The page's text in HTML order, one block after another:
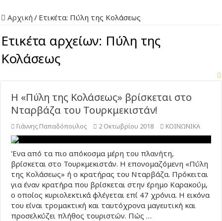
Αρχική / Ετικέτα: Πύλη της Κολάσεως
Ετικέτα αρχείων: Πύλη της
Κολάσεως
Η «Πύλη της Κολάσεως» βρίσκεται στο
Νταρβάζα του Τουρκμεκιστάν!
Γιάννης Παπαδόπουλος 2 Οκτωβρίου 2018 ΚΟΙΝΩΝΙΚΑ
Ένα από τα πιο απόκοσμα μέρη του πλανήτη,
βρίσκεται στο Τουρκμεκιστάν. Η επονομαζόμενη «Πύλη
της Κολάσεως» ή ο κρατήρας του Νταρβάζα. Πρόκειται
για έναν κρατήρα που βρίσκεται στην έρημο Καρακούμ,
ο οποίος κυριολεκτικά φλέγεται επί 47 χρόνια. Η εικόνα
του είναι τρομακτική και ταυτόχρονα μαγευτική και
προσελκύζει πλήθος τουριστών. Πώς …